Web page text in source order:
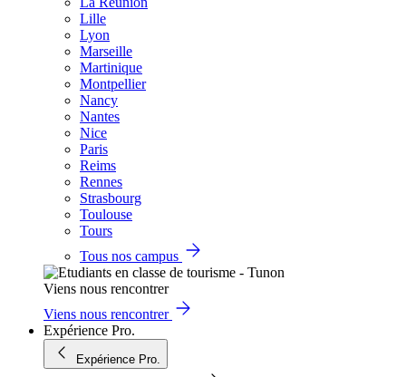
Lille
Lyon
Marseille
Martinique
Montpellier
Nancy
Nantes
Nice
Paris
Reims
Rennes
Strasbourg
Toulouse
Tours
Tous nos campus
Viens nous rencontrer
Viens nous rencontrer
Expérience Pro.
Expérience Pro.